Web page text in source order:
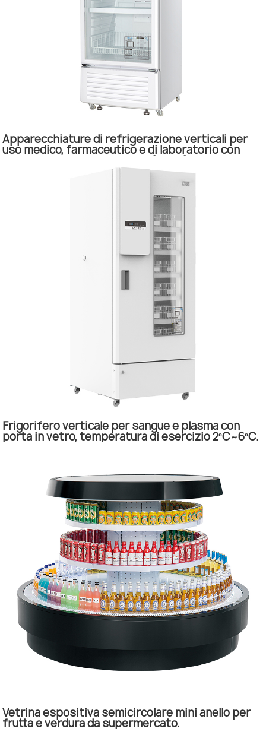
Apparecchiature di refrigerazione verticali per
uso medico, farmaceutico e di laboratorio con
Frigorifero verticale per sangue e plasma con
porta in vetro, temperatura di esercizio 2ºC~6ºC.
Vetrina espositiva semicircolare mini anello per
frutta e verdura da supermercato.